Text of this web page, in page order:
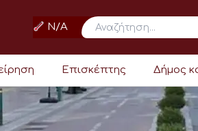
N/A
Επισκέπτης Δήμος